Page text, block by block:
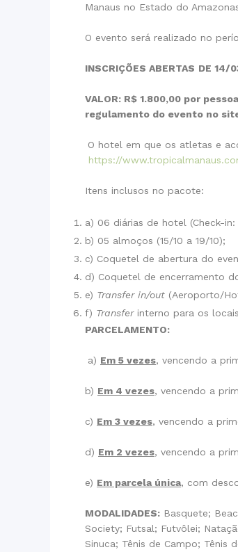
Manaus no Estado do
O evento será realizado no
INSCRIÇÕES ABERTAS DE 14/
VALOR: R$ 1.800,00 por pessoa
regulamento do evento no
O hotel em que os atletas e
https://
Itens inclusos no pacote:
a) 06 diárias de hotel (Check-
b) 05 almoços (15/10 a 19/10);
c) Coquetel de abertura do
d) Coquetel de encerramento
e) Transfer in/out (Aeroporto/
f) Transfer interno para os
PARCELAMENTO:
a) Em 5 vezes, vencendo a
b) Em 4 vezes, vencendo a
c) Em 3 vezes, vencendo a
d) Em 2 vezes, vencendo a
e) Em parcela única, com
MODALIDADES: Basquete;
Society; Futsal; Futvôlei;
Sinuca; Tênis de Campo; Tênis